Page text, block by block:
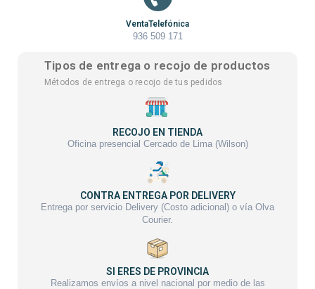
VentaTelefónica
936 509 171
Tipos de entrega o recojo de productos
Métodos de entrega o recojo de tus pedidos
RECOJO EN TIENDA
Oficina presencial Cercado de Lima (Wilson)
CONTRA ENTREGA POR DELIVERY
Entrega por servicio Delivery (Costo adicional) o vía Olva
Courier.
SI ERES DE PROVINCIA
Realizamos envíos a nivel nacional por medio de las